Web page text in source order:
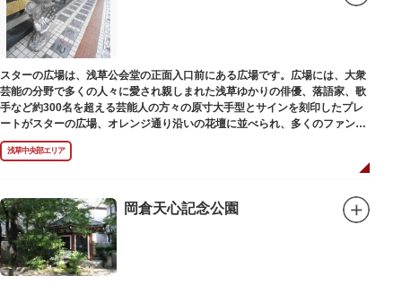
スターの広場は、浅草公会堂の正面入口前にある広場です。広場には、大衆
芸能の分野で多くの人々に愛され親しまれた浅草ゆかりの俳優、落語家、歌
手など約300名を超える芸能人の方々の原寸大手型とサインを刻印したプレ
ートがスターの広場、オレンジ通り沿いの花壇に並べられ、多くのファンに
親しまれています。
浅草中央部エリア
岡倉天心記念公園